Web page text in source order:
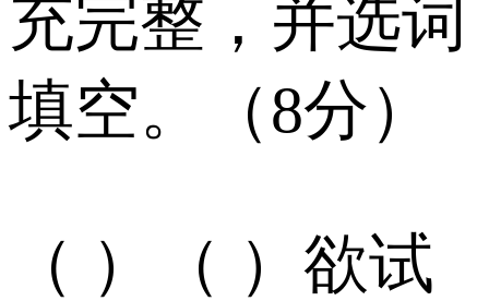
充完整，并选词
填空。（8分）
（ ）（ ）欲试